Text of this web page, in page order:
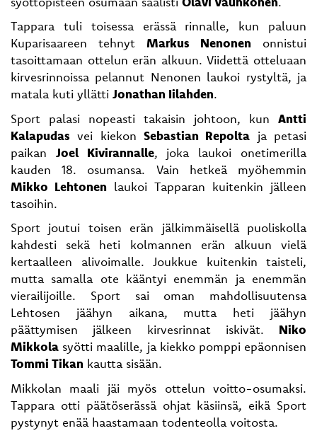
Tappara tuli toisessa erässä rinnalle, kun paluun
Kuparisaareen tehnyt Markus Nenonen onnistui
tasoittamaan ottelun erän alkuun. Viidettä otteluaan
kirvesrinnoissa pelannut Nenonen laukoi rystyltä, ja
matala kuti yllätti Jonathan Iilahden.
Sport palasi nopeasti takaisin johtoon, kun Antti
Kalapudas vei kiekon Sebastian Repolta ja petasi
paikan Joel Kivirannalle, joka laukoi onetimerilla
kauden 18. osumansa. Vain hetkeä myöhemmin
Mikko Lehtonen laukoi Tapparan kuitenkin jälleen
tasoihin.
Sport joutui toisen erän jälkimmäisellä puoliskolla
kahdesti sekä heti kolmannen erän alkuun vielä
kertaalleen alivoimalle. Joukkue kuitenkin taisteli,
mutta samalla ote kääntyi enemmän ja enemmän
vierailijoille. Sport sai oman mahdollisuutensa
Lehtosen jäähyn aikana, mutta heti jäähyn
päättymisen jälkeen kirvesrinnat iskivät. Niko
Mikkola syötti maalille, ja kiekko pomppi epäonnisen
Tommi Tikan kautta sisään.
Mikkolan maali jäi myös ottelun voitto-osumaksi.
Tappara otti päätöserässä ohjat käsiinsä, eikä Sport
pystynyt enää haastamaan todenteolla voitosta.